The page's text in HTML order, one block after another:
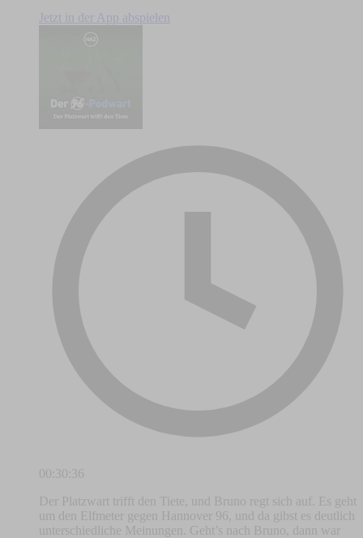
Jetzt in der App abspielen
00:30:36
Der Platzwart trifft den Tiete, und Bruno regt sich auf. Es geht
um den Elfmeter gegen Hannover 96, und da gibst es deutlich
unterschiedliche Meinungen. Geht’s nach Bruno, dann war